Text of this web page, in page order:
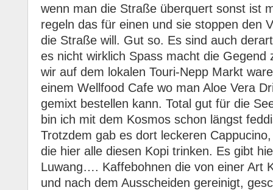
wenn man die Straße überquert sonst ist
regeln das für einen und sie stoppen den
die Straße will. Gut so. Es sind auch
es nicht wirklich Spass macht die Gegend
wir auf dem lokalen Touri-Nepp Markt
einem Wellfood Cafe wo man Aloe Vera
gemixt bestellen kann. Total gut für die
bin ich mit dem Kosmos schon längst
Trotzdem gab es dort leckeren
die hier alle diesen Kopi trinken. Es gibt
Luwang…. Kaffebohnen die von einer Art
und nach dem Ausscheiden gereinigt,